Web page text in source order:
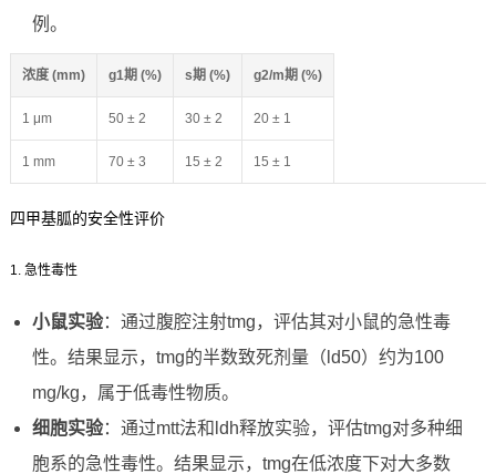
例。
浓度 (mm) g1期 (%) s期 (%) g2/m期 (%)
1 μm 50 ± 2 30 ± 2 20 ± 1
1 mm 70 ± 3 15 ± 2 15 ± 1
四甲基胍的安全性评价
1. 急性毒性
小鼠实验：通过腹腔注射tmg，评估其对小鼠的急性毒
性。结果显示，tmg的半数致死剂量（ld50）约为100
mg/kg，属于低毒性物质。
细胞实验：通过mtt法和ldh释放实验，评估tmg对多种细
胞系的急性毒性。结果显示，tmg在低浓度下对大多数